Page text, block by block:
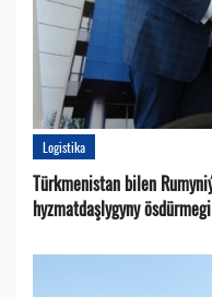
Logistika
Türkmenistan bilen
hyzmatdaşlygyny